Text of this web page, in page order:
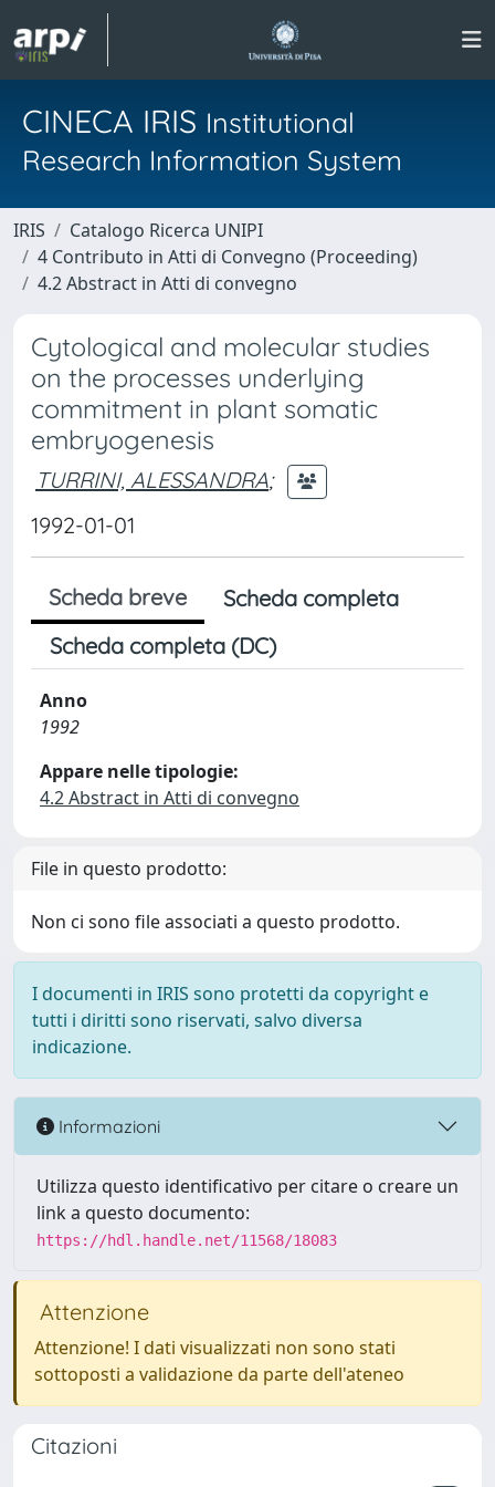
CINECA IRIS Institutional
Research Information System
IRIS
Catalogo Ricerca UNIPI
4 Contributo in Atti di Convegno (Proceeding)
4.2 Abstract in Atti di convegno
Cytological and molecular studies
on the processes underlying
commitment in plant somatic
embryogenesis
TURRINI, ALESSANDRA;
1992-01-01
Scheda breve
Scheda completa
Scheda completa (DC)
Anno
1992
Appare nelle tipologie:
4.2 Abstract in Atti di convegno
File in questo prodotto:
Non ci sono file associati a questo prodotto.
I documenti in IRIS sono protetti da copyright e
tutti i diritti sono riservati, salvo diversa
indicazione.
Informazioni
Utilizza questo identificativo per citare o creare un
link a questo documento:
https://hdl.handle.net/11568/18083
Attenzione
Attenzione! I dati visualizzati non sono stati
sottoposti a validazione da parte dell'ateneo
Citazioni